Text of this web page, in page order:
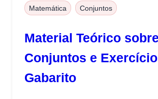
Matemática Conjuntos
Material Teórico sobre
Conjuntos e
Gabarito